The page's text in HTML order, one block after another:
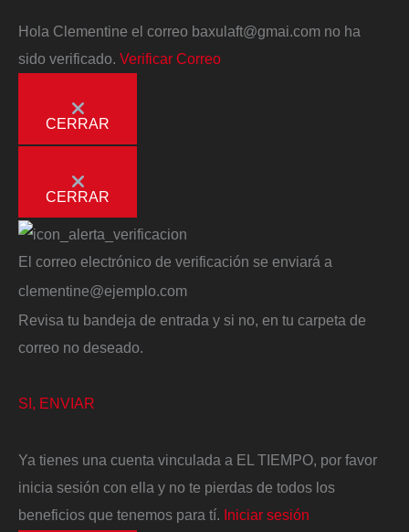
Hola Clementine el correo baxulaft@gmai.com no ha
sido verificado. Verificar Correo
CERRAR
CERRAR
El correo electrónico de verificación se enviará a
clementine@ejemplo.com
Revisa tu bandeja de entrada y si no, en tu carpeta de
correo no deseado.
SI, ENVIAR
Ya tienes una cuenta vinculada a EL TIEMPO, por favor
inicia sesión con ella y no te pierdas de todos los
beneficios que tenemos para tí. Iniciar sesión